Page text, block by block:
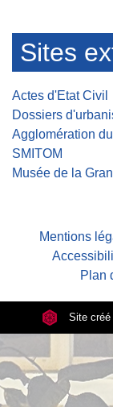
Sites
Actes d'Etat Civil
Dossiers
Agglomération
SMITOM
Musée de la
Mentions
Plan
Site créé